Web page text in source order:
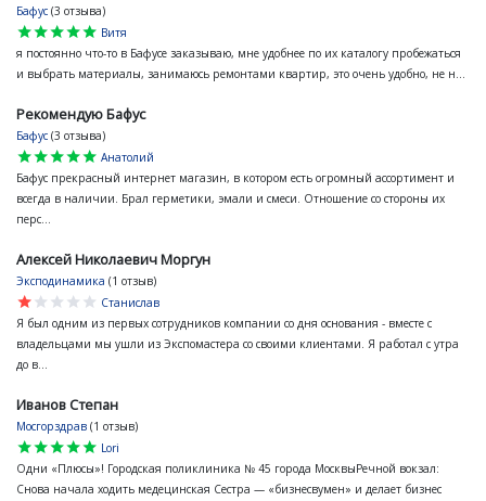
Бафус (3 отзыва)
star
star
star
star
star
Витя
я постоянно что-то в Бафусе заказываю, мне удобнее по их каталогу пробежаться
и выбрать материалы, занимаюсь ремонтами квартир, это очень удобно, не н...
Рекомендую Бафус
Бафус (3 отзыва)
star
star
star
star
star
Анатолий
Бафус прекрасный интернет магазин, в котором есть огромный ассортимент и
всегда в наличии. Брал герметики, эмали и смеси. Отношение со стороны их
перс...
Алексей Николаевич Моргун
Эксподинамика (1 отзыв)
star
star
star
star
star
Станислав
Я был одним из первых сотрудников компании со дня основания - вместе с
владельцами мы ушли из Экспомастера со своими клиентами. Я работал с утра
до в...
Иванов Степан
Мосгорздрав (1 отзыв)
star
star
star
star
star
Lori
Одни «Плюсы»! Городская поликлиника № 45 города МосквыРечной вокзал:
Снова начала ходить медецинская Сестра — «бизнесвумен» и делает бизнес